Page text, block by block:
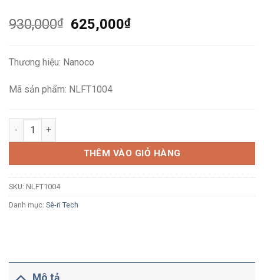
930,000₫
Giá
930,000₫.
625,000₫Giá
Thương hiệu: Nanoco
Mã sản phẩm: NLFT1004
Đèn pha LED Nanoco Tech Series NLFT1004 100W ánh sáng
THÊM VÀO GIỎ HÀNG
SKU: NLFT1004
Danh mục: Sê-ri Tech
Mô tả